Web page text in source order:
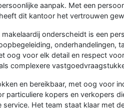
aanpak. Met een
dit kantoor het vertrouwen
makelaardij onderscheidt is een
onderhandelingen,
oog voor elk detail en respect
complexere
en bereikbaar, met oog voor
particuliere kopers en verkopers
service. Het team staat klaar met